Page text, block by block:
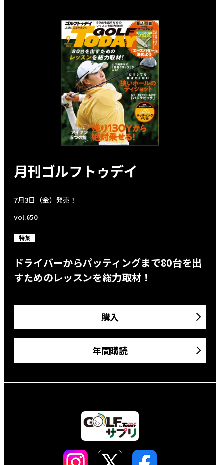
月刊ゴルフトゥデイ
7月3日（金）発売！
vol.650
特集
ドライバーからパッティングまで80台を出
すためのレッスンを総力取材！
購入
年間購読